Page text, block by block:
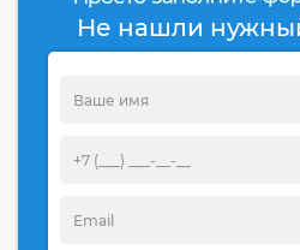
Не нашли